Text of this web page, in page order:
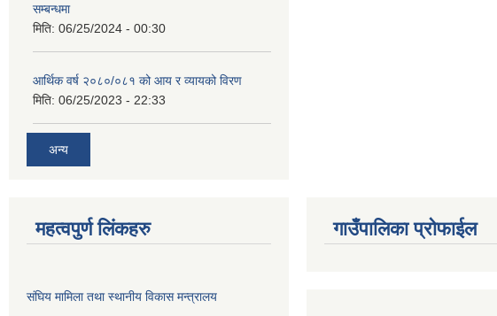
सम्बन्धमा
मिति: 06/25/2024 - 00:30
आर्थिक वर्ष २०८०/०८१ को आय र व्यायको विरण
मिति: 06/25/2023 - 22:33
अन्य
महत्वपुर्ण लिंकहरु
संघिय मामिला तथा स्थानीय विकास मन्त्रालय
गाउँपालिका प्रोफाईल